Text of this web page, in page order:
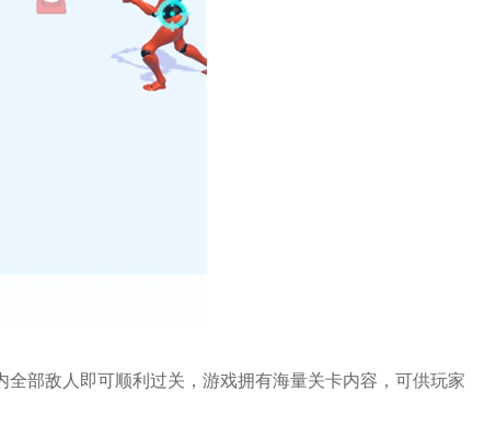
部敌人即可顺利过关，游戏拥有海量关卡内容，可供玩家